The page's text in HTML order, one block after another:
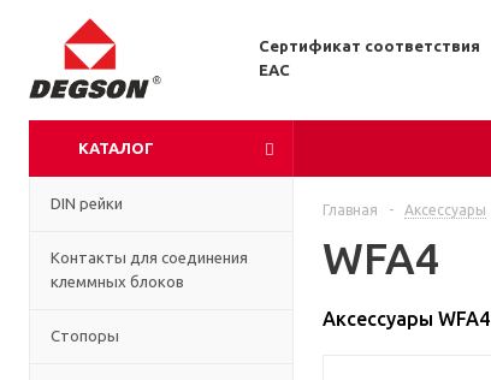
Сертификат соответствия
EAC
КАТАЛОГ
DIN рейки
Контакты для соединения
клеммных блоков
Стопоры
Главная - Аксессуары
WFA4
Аксессуары WFA4